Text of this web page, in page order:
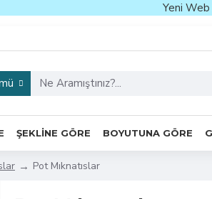
Yeni
ŞEKLINE GÖRE BOYUTUNA GÖRE
Pot Mıknatıslar